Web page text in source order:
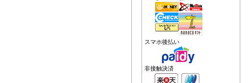
スマホ後払い
非接触決済